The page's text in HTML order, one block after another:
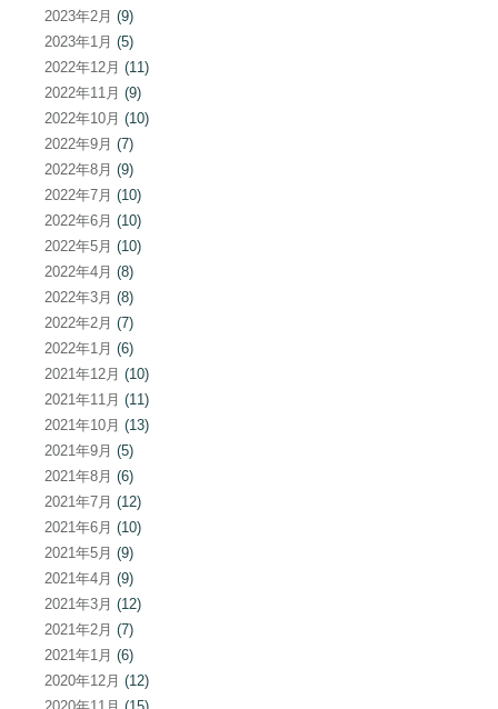
2023年2月 (9)
2023年1月 (5)
2022年12月 (11)
2022年11月 (9)
2022年10月 (10)
2022年9月 (7)
2022年8月 (9)
2022年7月 (10)
2022年6月 (10)
2022年5月 (10)
2022年4月 (8)
2022年3月 (8)
2022年2月 (7)
2022年1月 (6)
2021年12月 (10)
2021年11月 (11)
2021年10月 (13)
2021年9月 (5)
2021年8月 (6)
2021年7月 (12)
2021年6月 (10)
2021年5月 (9)
2021年4月 (9)
2021年3月 (12)
2021年2月 (7)
2021年1月 (6)
2020年12月 (12)